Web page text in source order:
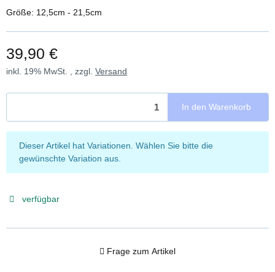
Größe: 12,5cm - 21,5cm
39,90 €
inkl. 19% MwSt. , zzgl. Versand
In den Warenkorb
x
Dieser Artikel hat Variationen. Wählen Sie bitte die
gewünschte Variation aus.
verfügbar
Frage zum Artikel